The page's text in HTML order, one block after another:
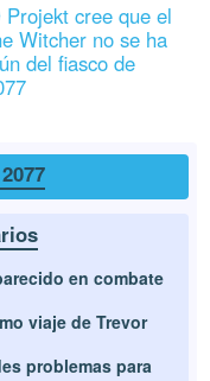
cree que el
Witcher no se ha
del fiasco de
en combate
viaje de Trevor
problemas para